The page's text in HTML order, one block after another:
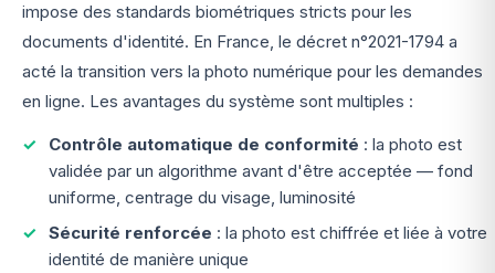
impose des standards biométriques stricts pour les
documents d'identité. En France, le décret n°2021-1794 a
acté la transition vers la photo numérique pour les demandes
en ligne. Les avantages du système sont multiples :
Contrôle automatique de conformité : la photo est
validée par un algorithme avant d'être acceptée — fond
uniforme, centrage du visage, luminosité
Sécurité renforcée : la photo est chiffrée et liée à votre
identité de manière unique